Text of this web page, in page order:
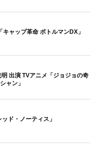
ャップ革命 ボトルマンDX」
出演 TVアニメ「ジョジョの奇
ャン」
ド・ノーティス」